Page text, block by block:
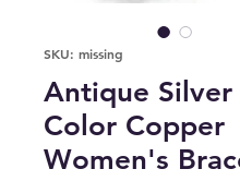
SKU: missing
Antique Silver
Color Copper
Women's